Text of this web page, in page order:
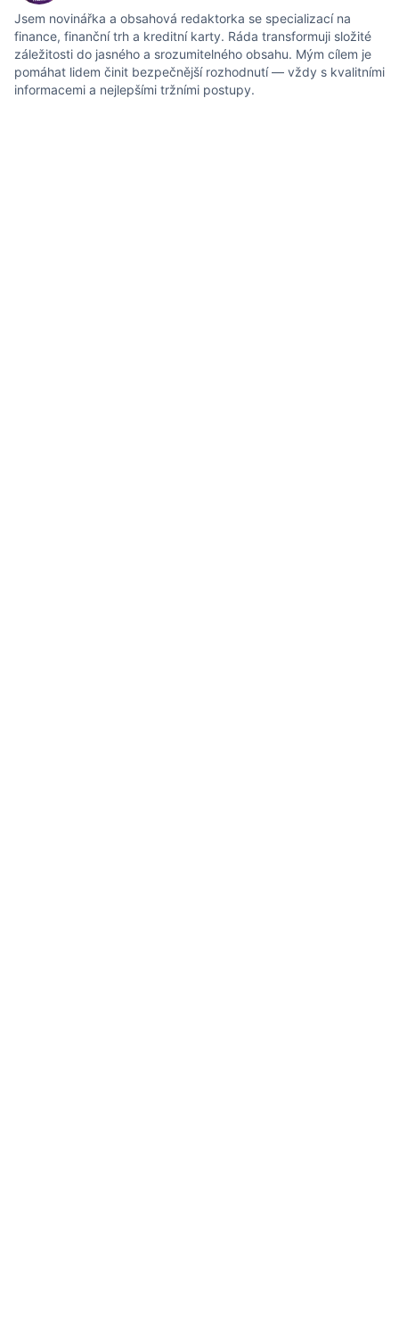
Jsem novinářka a obsahová redaktorka se specializací na
finance, finanční trh a kreditní karty. Ráda transformuji složité
záležitosti do jasného a srozumitelného obsahu. Mým cílem je
pomáhat lidem činit bezpečnější rozhodnutí — vždy s kvalitními
informacemi a nejlepšími tržními postupy.